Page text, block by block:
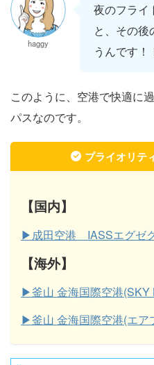
haggy
夜のフライ
と、その後
うんです！
このように、空港で快適に
パスなのです。
プライオリテ
【国内】
▶成田空港 IASSエグゼ
【海外】
▶釜山 金海国際空港(SKY
▶釜山 金海国際空港(エア